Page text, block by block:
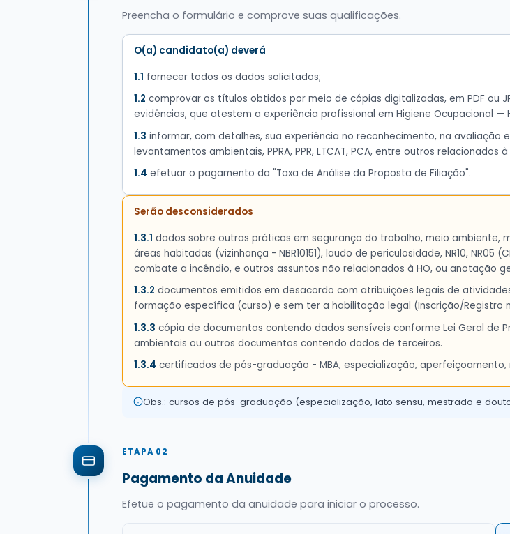
Preencha o formulário e comprove suas qualificações.
O(a) candidato(a) deverá
1.1 fornecer todos os dados solicitados;
1.2 comprovar os títulos obtidos por meio de cópias digitalizadas, em PDF ou
evidências, que atestem a experiência profissional em Higiene Ocupacional
1.3 informar, com detalhes, sua experiência no reconhecimento, na
levantamentos ambientais, PPRA, PPR, LTCAT, PCA, entre outros relacionados à
1.4 efetuar o pagamento da "Taxa de Análise da Proposta de Filiação".
Serão desconsiderados
1.3.1 dados sobre outras práticas em segurança do trabalho, meio ambiente,
áreas habitadas (vizinhança - NBR10151), laudo de periculosidade, NR10, NR05
combate a incêndio, e outros assuntos não relacionados à HO, ou anotação
1.3.2 documentos emitidos em desacordo com atribuições legais de
formação específica (curso) e sem ter a habilitação legal (Inscrição/Registro
1.3.3 cópia de documentos contendo dados sensíveis conforme Lei Geral de
ambientais ou outros documentos contendo dados de terceiros.
1.3.4 certificados de pós-graduação - MBA, especialização,
Obs.: cursos de pós-graduação (especialização, lato sensu, mestrado e
ETAPA 02
Pagamento da Anuidade
Efetue o pagamento da anuidade para iniciar o processo.